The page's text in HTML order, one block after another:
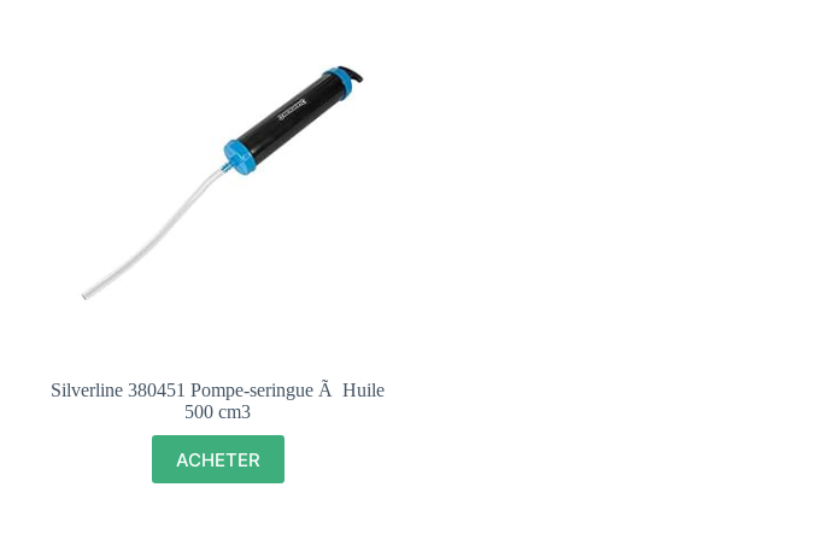
Silverline 380451 Pompe-seringue Ã Huile
500 cm3
ACHETER